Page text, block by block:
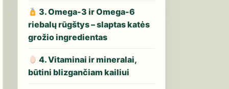
3. Omega-3 ir Omega-6
riebalų rūgštys – slaptas katės
grožio ingredientas
4. Vitaminai ir mineralai,
būtini blizgančiam kailiui